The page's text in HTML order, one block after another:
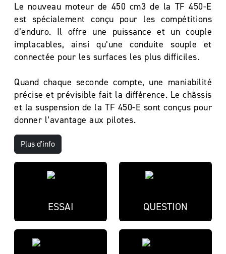
Le nouveau moteur de 450 cm3 de la TF 450-E
est spécialement conçu pour les compétitions
d’enduro. Il offre une puissance et un couple
implacables, ainsi qu’une conduite souple et
connectée pour les surfaces les plus difficiles.
Quand chaque seconde compte, une maniabilité
précise et prévisible fait la différence. Le châssis
et la suspension de la TF 450-E sont conçus pour
donner l’avantage aux pilotes.
Plus d'info
ESSAI QUESTION